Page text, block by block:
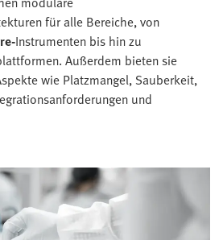
für alle Bereiche, von
Instrumenten bis hin zu
Außerdem bieten sie
wie Platzmangel, Sauberkeit,
und